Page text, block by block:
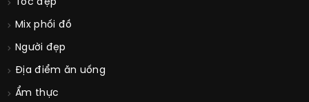
Tóc đẹp
Mix phối đồ
Người đẹp
Địa điểm ăn uống
Ẩm thực